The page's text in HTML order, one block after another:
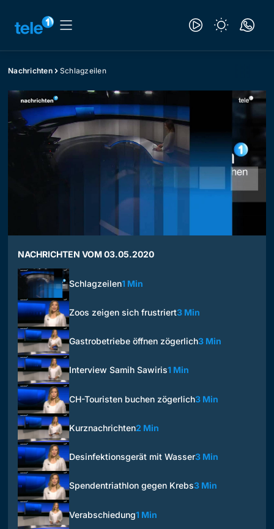
Nachrichten Schlagzeilen
NACHRICHTEN VOM 03.05.2020
Schlagzeilen1 Min
Zoos zeigen sich frustriert3 Min
Gastrobetriebe öffnen zögerlich3 Min
Interview Samih Sawiris1 Min
CH-Touristen buchen zögerlich3 Min
Kurznachrichten2 Min
Desinfektionsgerät mit Wasser3 Min
Spendentriathlon gegen Krebs3 Min
Verabschiedung1 Min